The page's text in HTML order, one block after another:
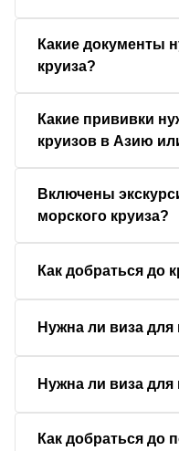
Какие документы
круиза?
Какие прививки
круизов в Азию
Включены
морского круиза?
Как добраться до
Нужна ли виза
Нужна ли виза для
Как добраться до